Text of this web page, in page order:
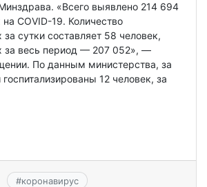
«Всего выявлено 214 694
COVID-19. Количество
сутки составляет 58 человек,
за весь период — 207 052», —
По данным министерства, за
12 человек, за
#коронавирус